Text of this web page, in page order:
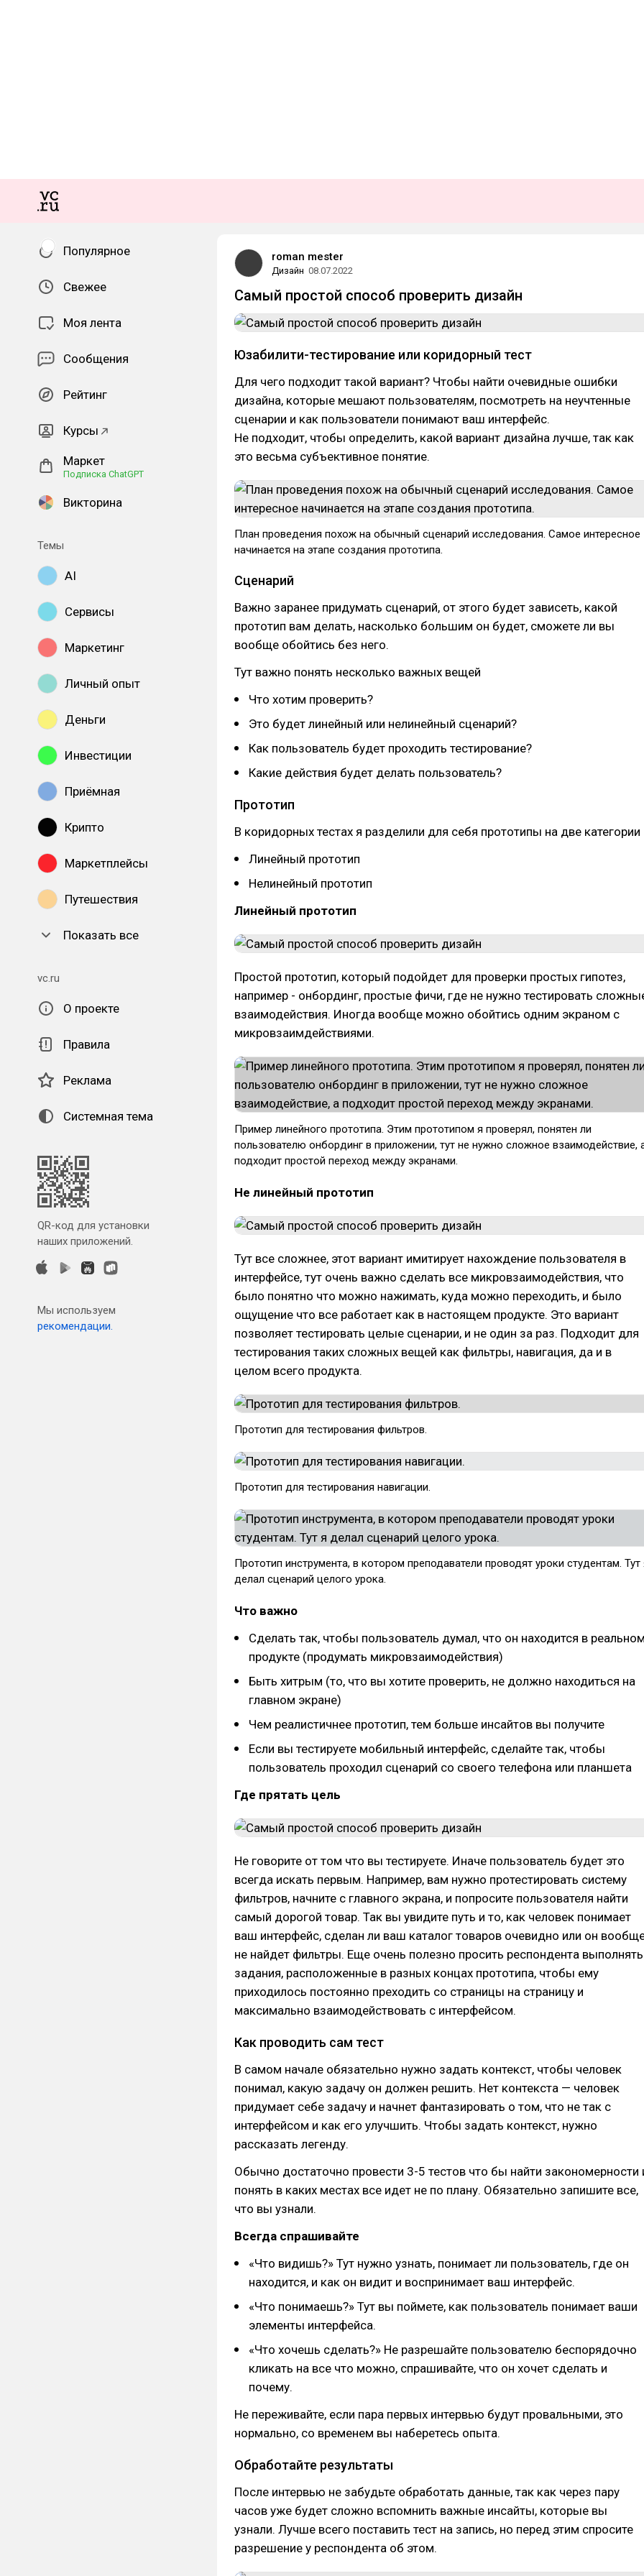
Популярное
Свежее
Моя лента
Сообщения
Рейтинг
Курсы
Маркет
Подписка ChatGPT
Викторина
Темы
AI
Сервисы
Маркетинг
Личный опыт
Деньги
Инвестиции
Приёмная
Крипто
Маркетплейсы
Путешествия
Показать все
vc.ru
О проекте
Правила
Реклама
Системная тема
QR-код для установки
наших приложений.
Мы используем
рекомендации.
roman mester
Дизайн 08.07.2022
Самый простой способ проверить дизайн
Юзабилити-тестирование или коридорный тест
Для чего подходит такой вариант? Чтобы найти очевидные ошибки
дизайна, которые мешают пользователям, посмотреть на неучтенные
сценарии и как пользователи понимают ваш интерфейс.
Не подходит, чтобы определить, какой вариант дизайна лучше, так как
это весьма субъективное понятие.
План проведения похож на обычный сценарий исследования. Самое интересное
начинается на этапе создания прототипа.
Сценарий
Важно заранее придумать сценарий, от этого будет зависеть, какой
прототип вам делать, насколько большим он будет, сможете ли вы
вообще обойтись без него.
Тут важно понять несколько важных вещей
Что хотим проверить?
Это будет линейный или нелинейный сценарий?
Как пользователь будет проходить тестирование?
Какие действия будет делать пользователь?
Прототип
В коридорных тестах я разделили для себя прототипы на две категории
Линейный прототип
Нелинейный прототип
Линейный прототип
Простой прототип, который подойдет для проверки простых гипотез,
например - онбординг, простые фичи, где не нужно тестировать
взаимодействия. Иногда вообще можно обойтись одним экраном с
микровзаимдействиями.
Пример линейного прототипа. Этим прототипом я проверял, понятен ли
пользователю онбординг в приложении, тут не нужно сложное взаимодействие,
подходит простой переход между экранами.
Не линейный прототип
Тут все сложнее, этот вариант имитирует нахождение пользователя в
интерфейсе, тут очень важно сделать все микровзаимодействия, что
было понятно что можно нажимать, куда можно переходить, и было
ощущение что все работает как в настоящем продукте. Это вариант
позволяет тестировать целые сценарии, и не один за раз. Подходит для
тестирования таких сложных вещей как фильтры, навигация, да и в
целом всего продукта.
Прототип для тестирования фильтров.
Прототип для тестирования навигации.
Прототип инструмента, в котором преподаватели проводят уроки студентам. Тут
делал сценарий целого урока.
Что важно
Сделать так, чтобы пользователь думал, что он находится в
продукте (продумать микровзаимодействия)
Быть хитрым (то, что вы хотите проверить, не должно находиться на
главном экране)
Чем реалистичнее прототип, тем больше инсайтов вы получите
Если вы тестируете мобильный интерфейс, сделайте так, чтобы
пользователь проходил сценарий со своего телефона или планшета
Где прятать цель
Не говорите от том что вы тестируете. Иначе пользователь будет это
всегда искать первым. Например, вам нужно протестировать систему
фильтров, начните с главного экрана, и попросите пользователя найти
самый дорогой товар. Так вы увидите путь и то, как человек понимает
ваш интерфейс, сделан ли ваш каталог товаров очевидно или он
не найдет фильтры. Еще очень полезно просить респондента выполнять
задания, расположенные в разных концах прототипа, чтобы ему
приходилось постоянно преходить со страницы на страницу и
максимально взаимодействовать с интерфейсом.
Как проводить сам тест
В самом начале обязательно нужно задать контекст, чтобы человек
понимал, какую задачу он должен решить. Нет контекста — человек
придумает себе задачу и начнет фантазировать о том, что не так с
интерфейсом и как его улучшить. Чтобы задать контекст, нужно
рассказать легенду.
Обычно достаточно провести 3-5 тестов что бы найти закономерности
понять в каких местах все идет не по плану. Обязательно запишите все,
что вы узнали.
Всегда спрашивайте
«Что видишь?» Тут нужно узнать, понимает ли пользователь, где он
находится, и как он видит и воспринимает ваш интерфейс.
«Что понимаешь?» Тут вы поймете, как пользователь понимает ваши
элементы интерфейса.
«Что хочешь сделать?» Не разрешайте пользователю беспорядочно
кликать на все что можно, спрашивайте, что он хочет сделать и
почему.
Не переживайте, если пара первых интервью будут провальными, это
нормально, со временем вы наберетесь опыта.
Обработайте результаты
После интервью не забудьте обработать данные, так как через пару
часов уже будет сложно вспомнить важные инсайты, которые вы
узнали. Лучше всего поставить тест на запись, но перед этим спросите
разрешение у респондента об этом.